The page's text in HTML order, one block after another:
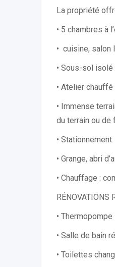
La propriété
• 5 chambres à
• cuisine, salon
• Sous-sol
• Atelier
• Immense
du terrain ou de
•
• Grange, abri
• Chauffage :
RÉNOVATIONS
•
• Salle de bain
• Toilettes